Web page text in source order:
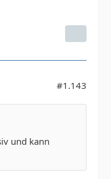
#1.143
und kann